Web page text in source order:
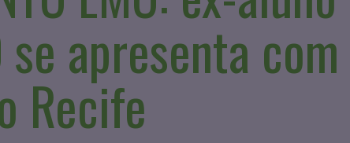
se apresenta
Recife